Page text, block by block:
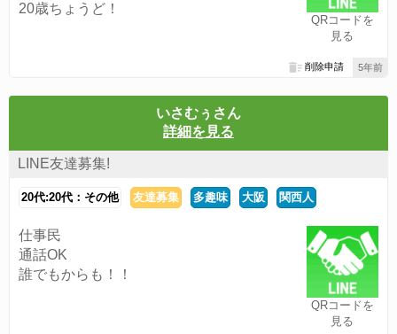
QRコードを
見る
20歳ちょうど！
5年前
削除申請
いさむぅさん
詳細を見る
LINE友達募集!
20代:20代：その他 友達募集 多趣味 大阪 関西人
QRコードを
見る
仕事民
通話OK
誰でもからも！！